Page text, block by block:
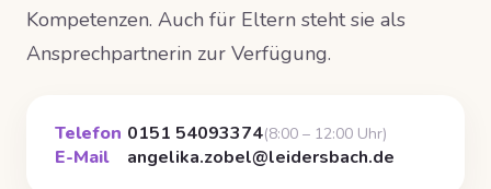
Kompetenzen. Auch für Eltern steht sie als
Ansprechpartnerin zur Verfügung.
Telefon 0151 54093374(8:00 – 12:00 Uhr)
E-Mail angelika.zobel@leidersbach.de